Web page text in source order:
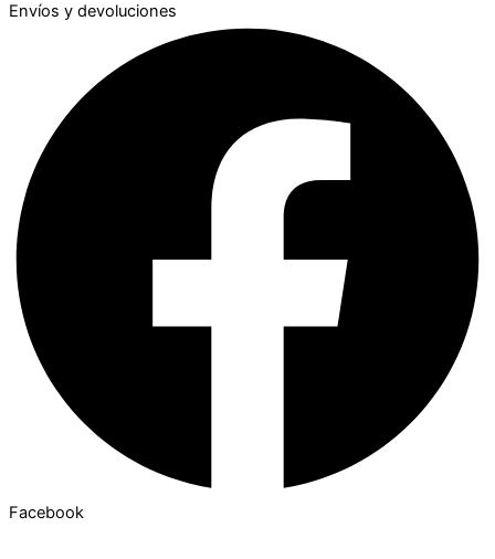
Envíos y devoluciones
Facebook